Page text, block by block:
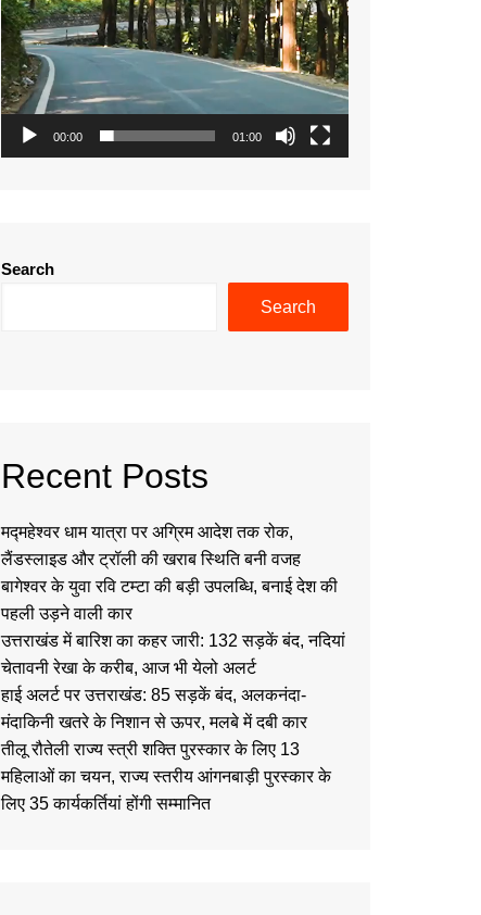
00:00 01:00
Search
Search
Recent Posts
मद्महेश्वर धाम यात्रा पर अग्रिम आदेश तक रोक,
लैंडस्लाइड और ट्रॉली की खराब स्थिति बनी वजह
बागेश्वर के युवा रवि टम्टा की बड़ी उपलब्धि, बनाई देश की
पहली उड़ने वाली कार
उत्तराखंड में बारिश का कहर जारी: 132 सड़कें बंद, नदियां
चेतावनी रेखा के करीब, आज भी येलो अलर्ट
हाई अलर्ट पर उत्तराखंड: 85 सड़कें बंद, अलकनंदा-
मंदाकिनी खतरे के निशान से ऊपर, मलबे में दबी कार
तीलू रौतेली राज्य स्त्री शक्ति पुरस्कार के लिए 13
महिलाओं का चयन, राज्य स्तरीय आंगनबाड़ी पुरस्कार के
लिए 35 कार्यकर्तियां होंगी सम्मानित